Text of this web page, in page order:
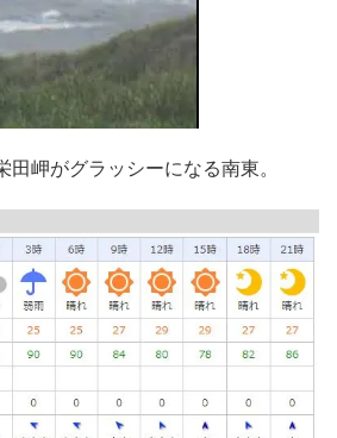
岬がグラッシーになる南東。